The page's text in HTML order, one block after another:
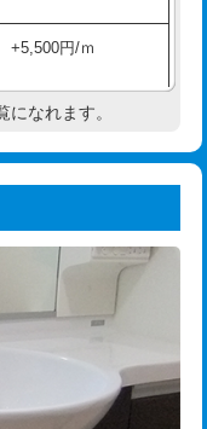
27,500円
38,500円
38,500円
現場見積
3,300円
5,500円
5,500円
11,000円
33,000円
+5,500円/ｍ
現地調査
+3,300円
33,000円
11,000円
になれます。